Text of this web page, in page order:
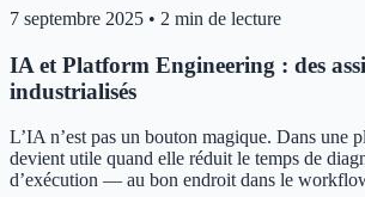
7 septembre 2025 • 2 min de lecture
IA et Platform Engineering : des
industrialisés
L’IA n’est pas un bouton magique. Dans une
devient utile quand elle réduit le temps de
d’exécution — au bon endroit dans le